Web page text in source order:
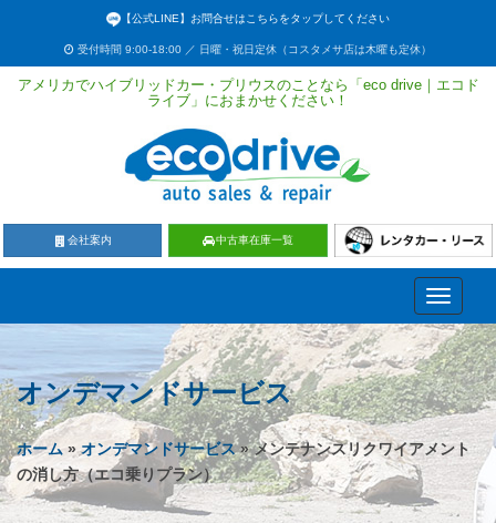
【公式LINE】お問合せはこちらをタップしてください
受付時間 9:00-18:00 ／ 日曜・祝日定休（コスタメサ店は木曜も定休）
アメリカでハイブリッドカー・プリウスのことなら「eco drive｜エコド
ライブ」におまかせください！
会社案内 中古車在庫一覧
Toggle
オンデマンドサービス
ホーム»オンデマンドサービス» メンテナンスリクワイアメント
の消し方（エコ乗りプラン）